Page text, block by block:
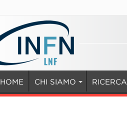
HOME CHI SIAMO RICERCA